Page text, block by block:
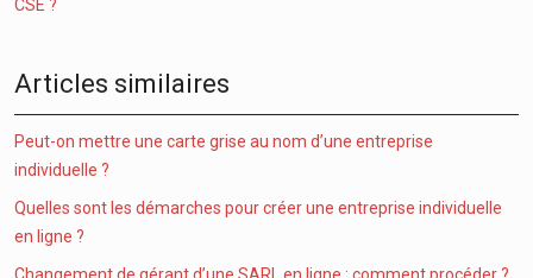
CSE ?
Articles similaires
Peut-on mettre une carte grise au nom d’une entreprise
individuelle ?
Quelles sont les démarches pour créer une entreprise individuelle
en ligne ?